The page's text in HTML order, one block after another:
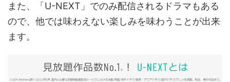
また、「U-NEXT」でのみ配信されるドラマもある
ので、他では味わえない楽しみを味わうことが出来
ます。